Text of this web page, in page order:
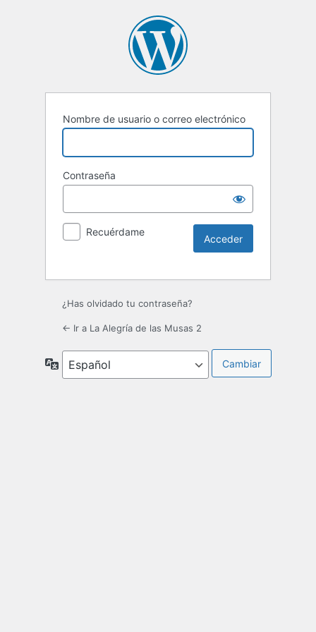
Nombre de usuario o correo electrónico
Contraseña
Recuérdame
¿Has olvidado tu contraseña?
← Ir a La Alegría de las Musas 2
Idioma